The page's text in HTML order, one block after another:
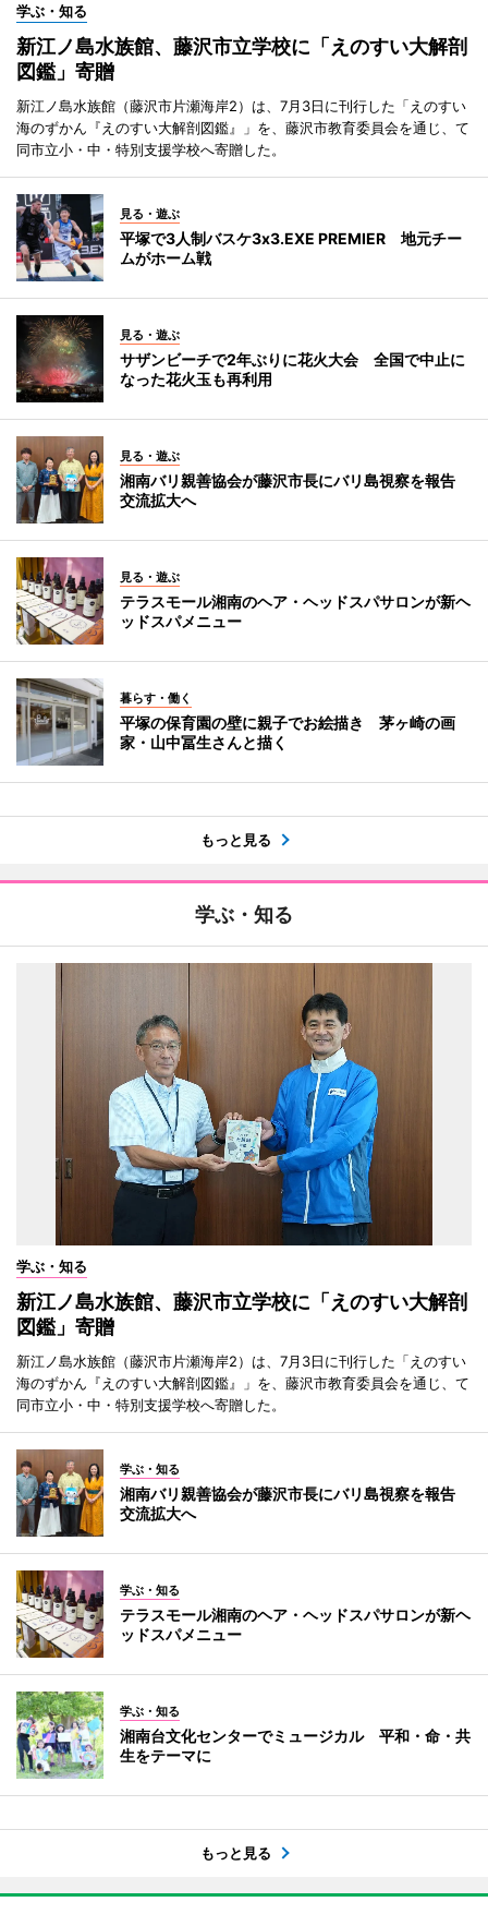
学ぶ・知る
新江ノ島水族館、藤沢市立学校に「えのすい大解剖
図鑑」寄贈
新江ノ島水族館（藤沢市片瀬海岸2）は、7月3日に刊行した「えのすい
海のずかん『えのすい大解剖図鑑』」を、藤沢市教育委員会を通じ、て
同市立小・中・特別支援学校へ寄贈した。
見る・遊ぶ
平塚で3人制バスケ3x3.EXE PREMIER 地元チー
ムがホーム戦
見る・遊ぶ
サザンビーチで2年ぶりに花火大会 全国で中止に
なった花火玉も再利用
見る・遊ぶ
湘南バリ親善協会が藤沢市長にバリ島視察を報告
交流拡大へ
見る・遊ぶ
テラスモール湘南のヘア・ヘッドスパサロンが新ヘ
ッドスパメニュー
暮らす・働く
平塚の保育園の壁に親子でお絵描き 茅ヶ崎の画
家・山中冨生さんと描く
もっと見る
学ぶ・知る
学ぶ・知る
新江ノ島水族館、藤沢市立学校に「えのすい大解剖
図鑑」寄贈
新江ノ島水族館（藤沢市片瀬海岸2）は、7月3日に刊行した「えのすい
海のずかん『えのすい大解剖図鑑』」を、藤沢市教育委員会を通じ、て
同市立小・中・特別支援学校へ寄贈した。
学ぶ・知る
湘南バリ親善協会が藤沢市長にバリ島視察を報告
交流拡大へ
学ぶ・知る
テラスモール湘南のヘア・ヘッドスパサロンが新ヘ
ッドスパメニュー
学ぶ・知る
湘南台文化センターでミュージカル 平和・命・共
生をテーマに
もっと見る